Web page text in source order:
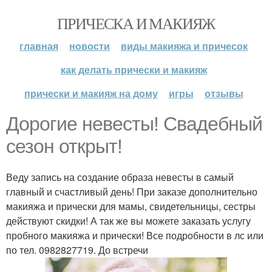
ПРИЧЕСКА И МАКИЯЖ
главная новости
виды макияжа и причесок
как делать прически и макияж
прически и макияж на дому
игры отзывы
Дорогие невесты! Свадебный
сезон открыт!
Веду запись на создание образа невесты в самый
главный и счастливый день! При заказе дополнительно
макияжа и прически для мамы, свидетельницы, сестры
действуют скидки! А так же вы можете заказать услугу
пробного макияжа и прически! Все подробности в лс или
по тел. 0982827719. До встречи